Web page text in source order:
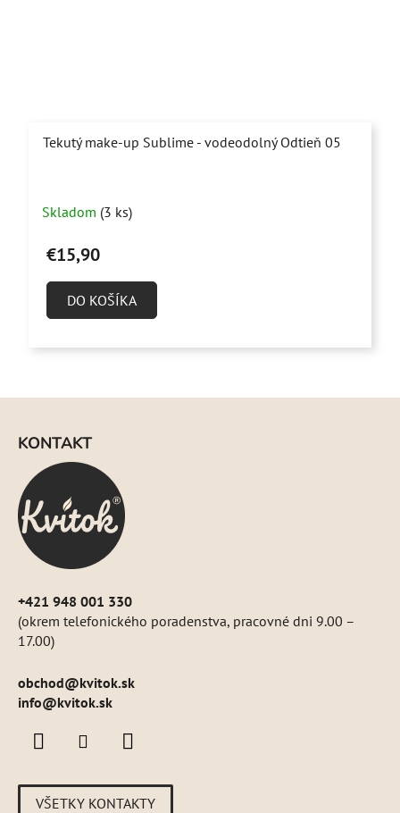
Tekutý make-up Sublime - vodeodolný Odtieň 05
Skladom (3 ks)
€15,90
DO KOŠÍKA
KONTAKT
+421 948 001 330
(okrem telefonického poradenstva, pracovné dni 9.00 –
17.00)
obchod@kvitok.sk
info@kvitok.sk
VŠETKY KONTAKTY